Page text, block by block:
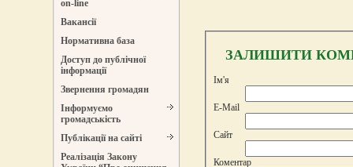
on-line
Вакансії
Нормативна база
Доступ до публічної
інформації
Звернення громадян
Інформуємо
громадськість
Публікації на сайті
Реалізація Закону
ЗАЛИШИТИ
Ім'я
E-Mail
Сайт
Коментар